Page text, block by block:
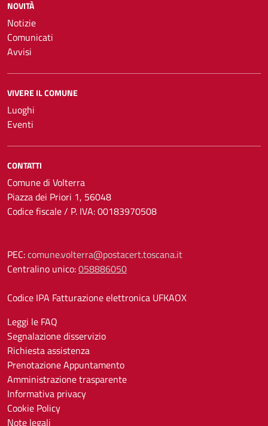
NOVITÀ
Notizie
Comunicati
Avvisi
VIVERE IL COMUNE
Luoghi
Eventi
CONTATTI
Comune di Volterra
Piazza dei Priori 1, 56048
Codice fiscale / P. IVA: 00183970508
PEC:comune.volterra@postacert.toscana.it
Centralino unico:058886050
Codice IPA Fatturazione elettronica UFKAOX
Leggi le FAQ
Segnalazione disservizio
Richiesta assistenza
Prenotazione Appuntamento
Amministrazione trasparente
Informativa privacy
Cookie Policy
Note legali